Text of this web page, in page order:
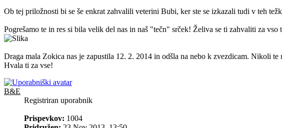
Ob tej priložnosti bi se še enkrat zahvalili veterini Bubi, ker ste se izkazali tudi v teh
Pogrešamo te in res si bila velik del nas in naš "tečn" srček! Želiva se ti zahvaliti za
Draga mala Zokica nas je zapustila 12. 2. 2014 in odšla na nebo k zvezdicam. Nikoli
Hvala ti za vse!
B&E
Registriran uporabnik
Prispevkov: 1004